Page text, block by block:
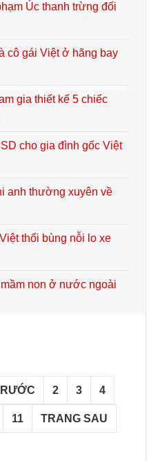
Úc thanh trừng đối
cô gái Việt ở hãng bay
gia thiết kế 5 chiếc
cho gia đình gốc Việt
anh thường xuyên về
thổi bùng nỗi lo xe
non ở nước ngoài
2 3 4
11 TRANG SAU